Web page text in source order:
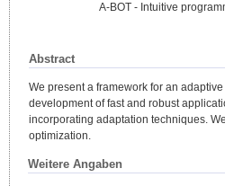
A-BOT - Intuitive
Abstract
We present a framework for an
development of fast and robust
incorporating adaptation techniques.
optimization.
Weitere Angaben